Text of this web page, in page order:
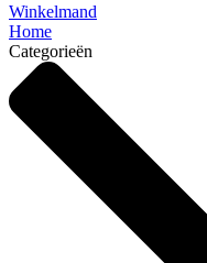
Winkelmand
Home
Categorieën